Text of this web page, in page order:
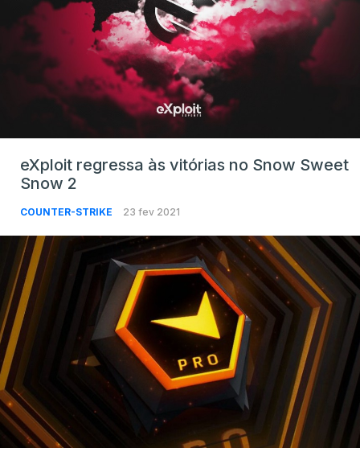
eXploit regressa às vitórias no Snow Sweet
Snow 2
COUNTER-STRIKE 23 fev 2021